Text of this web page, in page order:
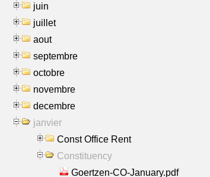
juin
juillet
aout
septembre
octobre
novembre
decembre
janvier
Const Office Rent
Constituency
Goertzen-CO-January.pdf